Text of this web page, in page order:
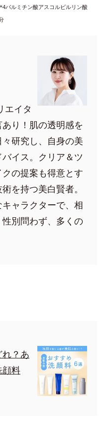
パルミチン酸アスコルビルリン酸
エイタ
り！肌の透明感を
研究し、自身の美
イス。クリア＆ツ
の提案も得意とす
を持つ美白賢者。
ャラクターで、相
別問わず、多くの
？あ
顔料